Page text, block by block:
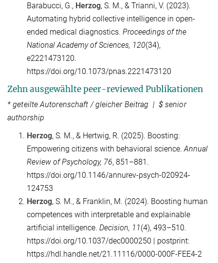
Barabucci, G., Herzog, S. M., & Trianni, V. (2023).
Automating hybrid collective intelligence in open-
ended medical diagnostics. Proceedings of the
National Academy of Sciences, 120(34),
e2221473120.
https://doi.org/10.1073/pnas.2221473120
Zehn ausgewählte peer-reviewed Publikationen
* geteilte Autorenschaft / gleicher Beitrag | $senior
authorship
Herzog, S. M., & Hertwig, R. (2025). Boosting:
Empowering citizens with behavioral science.Annual
Review of Psychology, 76, 851–881.
https://doi.org/10.1146/annurev-psych-020924-
124753
Herzog, S. M., & Franklin, M. (2024). Boosting human
competences with interpretable and explainable
artificial intelligence. Decision, 11(4), 493–510.
https://doi.org/10.1037/dec0000250 | postprint:
https://hdl.handle.net/21.11116/0000-000F-FEE4-2